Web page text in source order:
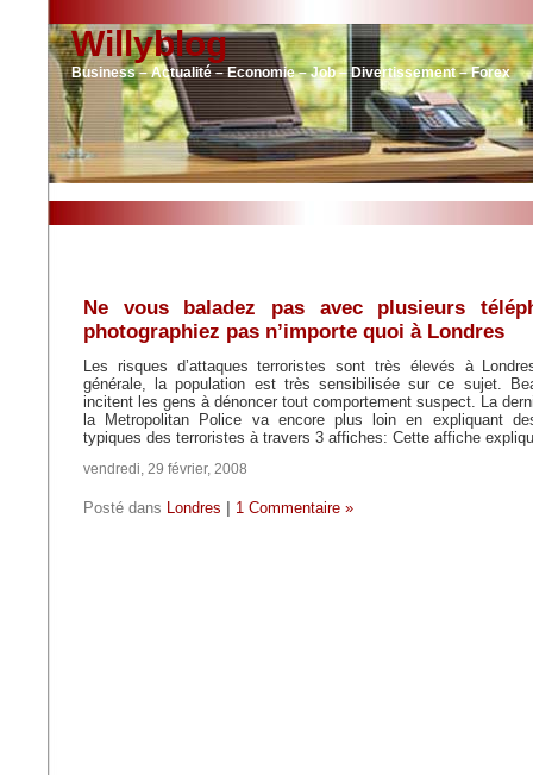
Willyblog
Business – Actualité – Economie – Job – Divertissement – Forex
Ne vous baladez pas avec plusieurs
photographiez pas n’importe quoi à Londres
Les risques d’attaques terroristes sont très élevés à
générale, la population est très sensibilisée sur ce sujet.
incitent les gens à dénoncer tout comportement suspect. La
la Metropolitan Police va encore plus loin en expliquant
typiques des terroristes à travers 3 affiches: Cette affiche
vendredi, 29 février, 2008
Posté dans Londres 1 Commentaire »